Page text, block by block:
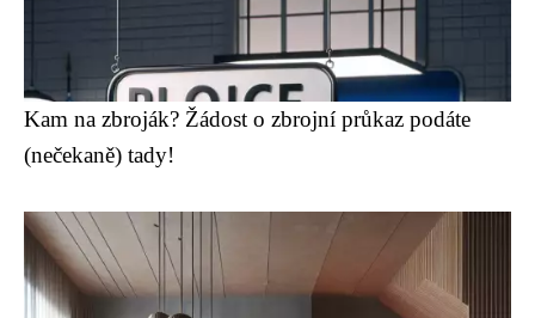
Kam na zbroják? Žádost o zbrojní průkaz podáte
(nečekaně) tady!